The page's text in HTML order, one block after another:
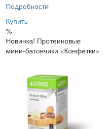
Подробности
Купить
%
Новинка! Протеиновые
мини-батончики «Конфетки»